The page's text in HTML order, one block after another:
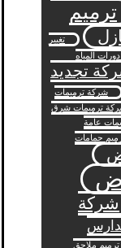
ترميم
تغيير
المياه
تجديد
شركة ترميمات
ترميمات شرق
عامة
حمامات
شركة
ملاحق